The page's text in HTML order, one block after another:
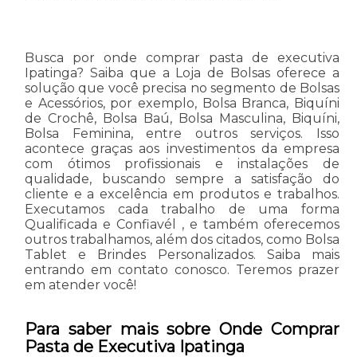
Busca por onde comprar pasta de executiva
Ipatinga? Saiba que a Loja de Bolsas oferece a
solução que você precisa no segmento de Bolsas
e Acessórios, por exemplo, Bolsa Branca, Biquíni
de Crochê, Bolsa Baú, Bolsa Masculina, Biquíni,
Bolsa Feminina, entre outros serviços. Isso
acontece graças aos investimentos da empresa
com ótimos profissionais e instalações de
qualidade, buscando sempre a satisfação do
cliente e a excelência em produtos e trabalhos.
Executamos cada trabalho de uma forma
Qualificada e Confiavél , e também oferecemos
outros trabalhamos, além dos citados, como Bolsa
Tablet e Brindes Personalizados. Saiba mais
entrando em contato conosco. Teremos prazer
em atender você!
Para saber mais sobre Onde Comprar
Pasta de Executiva Ipatinga